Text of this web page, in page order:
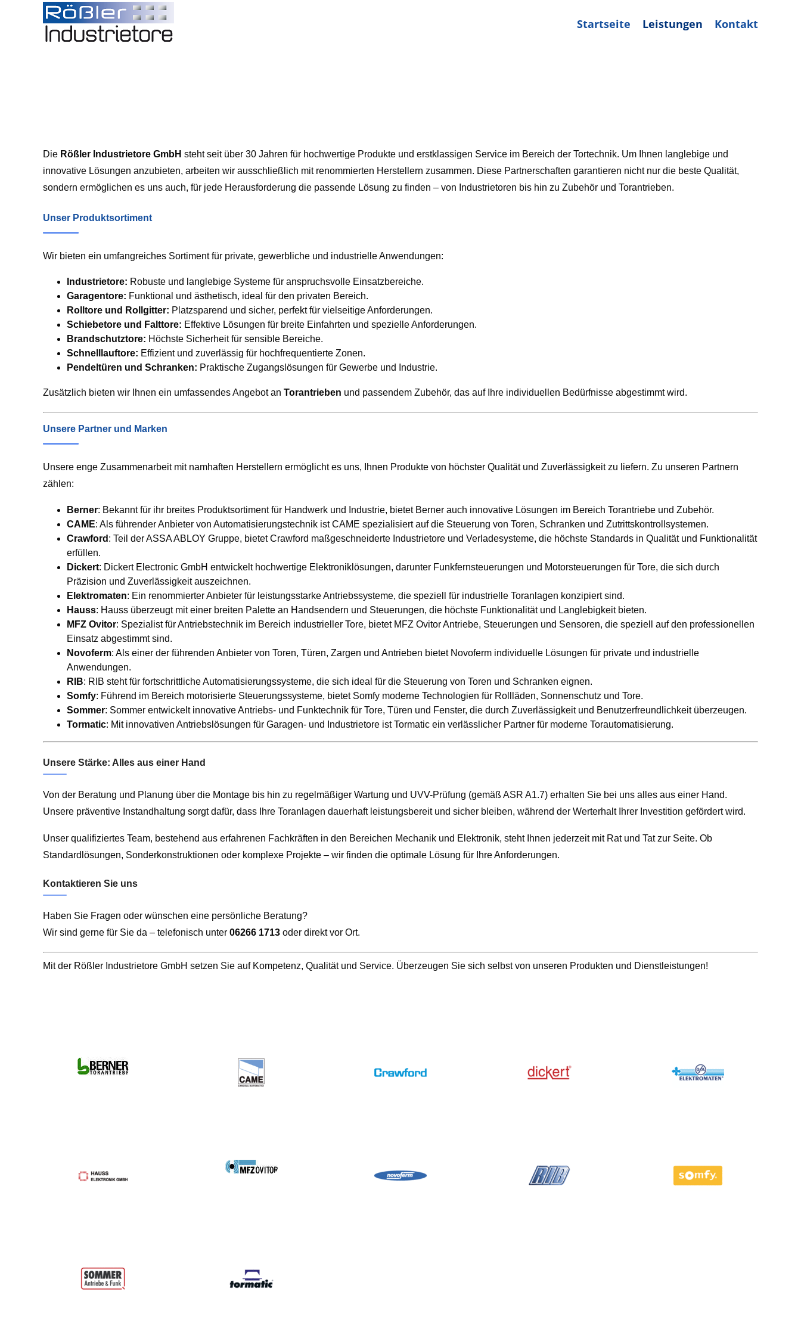
Startseite Leistungen Kontakt
Die Rößler Industrietore GmbH steht seit über 30 Jahren für hochwertige Produkte und erstklassigen Service im Bereich der Tortechnik. Um Ihnen langlebige und
innovative Lösungen anzubieten, arbeiten wir ausschließlich mit renommierten Herstellern zusammen. Diese Partnerschaften garantieren nicht nur die beste Qualität,
sondern ermöglichen es uns auch, für jede Herausforderung die passende Lösung zu finden – von Industrietoren bis hin zu Zubehör und Torantrieben.
Unser Produktsortiment
Wir bieten ein umfangreiches Sortiment für private, gewerbliche und industrielle Anwendungen:
Industrietore: Robuste und langlebige Systeme für anspruchsvolle Einsatzbereiche.
Garagentore: Funktional und ästhetisch, ideal für den privaten Bereich.
Rolltore und Rollgitter: Platzsparend und sicher, perfekt für vielseitige Anforderungen.
Schiebetore und Falttore: Effektive Lösungen für breite Einfahrten und spezielle Anforderungen.
Brandschutztore: Höchste Sicherheit für sensible Bereiche.
Schnelllauftore: Effizient und zuverlässig für hochfrequentierte Zonen.
Pendeltüren und Schranken: Praktische Zugangslösungen für Gewerbe und Industrie.
Zusätzlich bieten wir Ihnen ein umfassendes Angebot an Torantrieben und passendem Zubehör, das auf Ihre individuellen Bedürfnisse abgestimmt wird.
Unsere Partner und Marken
Unsere enge Zusammenarbeit mit namhaften Herstellern ermöglicht es uns, Ihnen Produkte von höchster Qualität und Zuverlässigkeit zu liefern. Zu unseren Partnern
zählen:
Berner: Bekannt für ihr breites Produktsortiment für Handwerk und Industrie, bietet Berner auch innovative Lösungen im Bereich Torantriebe und Zubehör.
CAME: Als führender Anbieter von Automatisierungstechnik ist CAME spezialisiert auf die Steuerung von Toren, Schranken und Zutrittskontrollsystemen.
Crawford : Teil der ASSA ABLOY Gruppe, bietet Crawford maßgeschneiderte Industrietore und Verladesysteme, die höchste Standards in Qualität und Funktionalität
erfüllen.
Dickert: Dickert Electronic GmbH entwickelt hochwertige Elektroniklösungen, darunter Funkfernsteuerungen und Motorsteuerungen für Tore, die sich durch
Präzision und Zuverlässigkeit auszeichnen.
Elektromaten: Ein renommierter Anbieter für leistungsstarke Antriebssysteme, die speziell für industrielle Toranlagen konzipiert sind.
Hauss: Hauss überzeugt mit einer breiten Palette an Handsendern und Steuerungen, die höchste Funktionalität und Langlebigkeit bieten.
MFZ Ovitor: Spezialist für Antriebstechnik im Bereich industrieller Tore, bietet MFZ Ovitor Antriebe, Steuerungen und Sensoren, die speziell auf den professionellen
Einsatz abgestimmt sind.
Novoferm: Als einer der führenden Anbieter von Toren, Türen, Zargen und Antrieben bietet Novoferm individuelle Lösungen für private und industrielle
Anwendungen.
RIB: RIB steht für fortschrittliche Automatisierungssysteme, die sich ideal für die Steuerung von Toren und Schranken eignen.
Somfy: Führend im Bereich motorisierte Steuerungssysteme, bietet Somfy moderne Technologien für Rollläden, Sonnenschutz und Tore.
Sommer: Sommer entwickelt innovative Antriebs- und Funktechnik für Tore, Türen und Fenster, die durch Zuverlässigkeit und Benutzerfreundlichkeit überzeugen.
Tormatic: Mit innovativen Antriebslösungen für Garagen- und Industrietore ist Tormatic ein verlässlicher Partner für moderne Torautomatisierung.
Unsere Stärke: Alles aus einer Hand
Von der Beratung und Planung über die Montage bis hin zu regelmäßiger Wartung und UVV-Prüfung (gemäß ASR A1.7) erhalten Sie bei uns alles aus einer Hand.
Unsere präventive Instandhaltung sorgt dafür, dass Ihre Toranlagen dauerhaft leistungsbereit und sicher bleiben, während der Werterhalt Ihrer Investition gefördert wird.
Unser qualifiziertes Team, bestehend aus erfahrenen Fachkräften in den Bereichen Mechanik und Elektronik, steht Ihnen jederzeit mit Rat und Tat zur Seite. Ob
Standardlösungen, Sonderkonstruktionen oder komplexe Projekte – wir finden die optimale Lösung für Ihre Anforderungen.
Kontaktieren Sie uns
Haben Sie Fragen oder wünschen eine persönliche Beratung?
Wir sind gerne für Sie da – telefonisch unter 06266 1713 oder direkt vor Ort.
Mit der Rößler Industrietore GmbH setzen Sie auf Kompetenz, Qualität und Service. Überzeugen Sie sich selbst von unseren Produkten und Dienstleistungen!